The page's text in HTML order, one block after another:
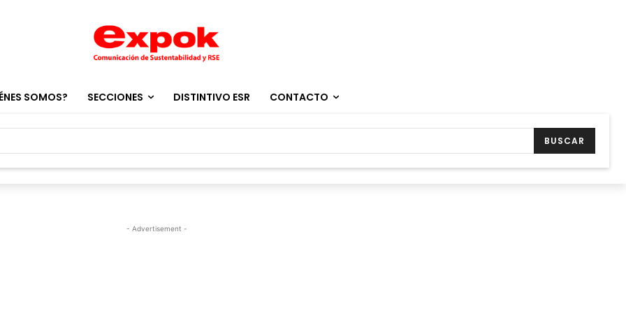
SOMOS? SECCIONES DISTINTIVO ESR CONTACTO
BUSCAR
- Advertisement -